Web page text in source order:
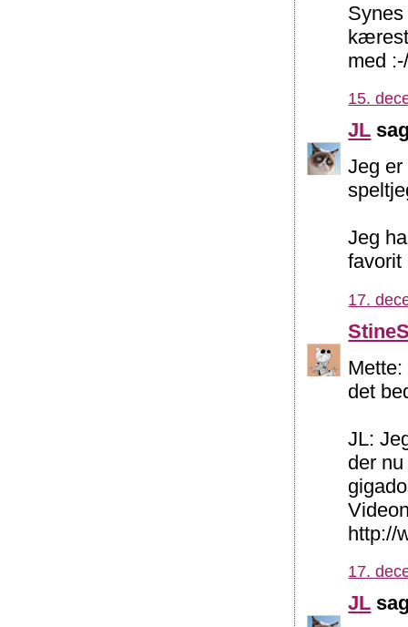
med
15.
JL
Jeg er
Jeg
favorit
17.
det
JL:
der
http://
17.
JL